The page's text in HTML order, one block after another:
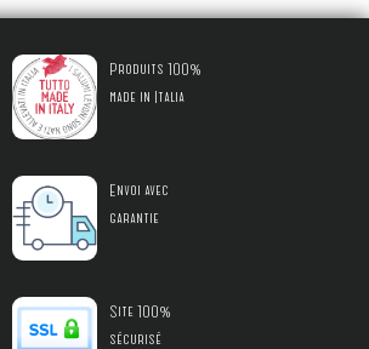
Produits 100%
made in Italia
Envoi avec
garantie
Site 100%
sécurisé